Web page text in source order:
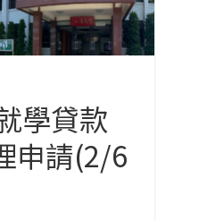
學貸款
申請(2/6